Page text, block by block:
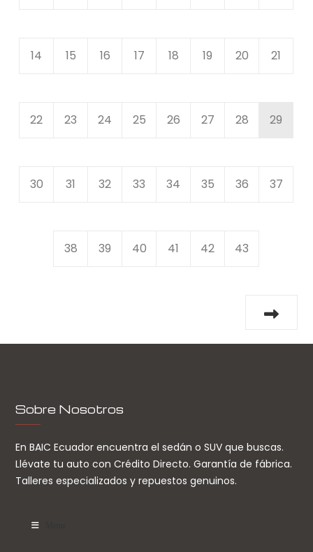
14 15 16 17 18 19 20 21
22 23 24 25 26 27 28 29
30 31 32 33 34 35 36 37
38 39 40 41 42 43
Sobre Nosotros
En BAIC Ecuador encuentra el sedán o SUV que buscas.
Llévate tu auto con Crédito Directo. Garantía de fábrica.
Talleres especializados y repuestos genuinos.